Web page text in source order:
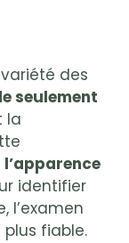
variété des
seulement
la
identifier
l’examen
fiable.